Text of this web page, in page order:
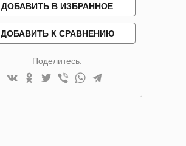
ДОБАВИТЬ В ИЗБРАННОЕ
ДОБАВИТЬ К СРАВНЕНИЮ
Поделитесь: